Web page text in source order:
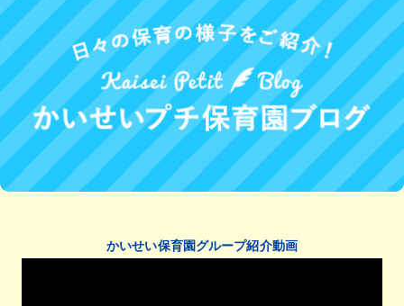
かいせい保育園グループ紹介動画